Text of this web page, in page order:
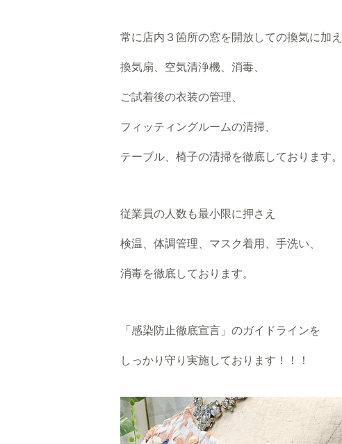
常に店内３箇所の窓を開放しての換気に加え
換気扇、空気清浄機、消毒、
ご試着後の衣装の管理、
フィッティングルームの清掃、
テーブル、椅子の清掃を徹底しております。
従業員の人数も最小限に押さえ
検温、体調管理、マスク着用、手洗い、
消毒を徹底しております。
「感染防止徹底宣言」のガイドラインを
しっかり守り 実施しております！！！